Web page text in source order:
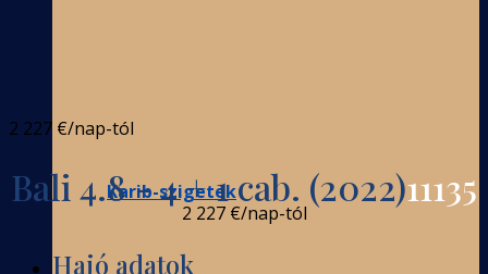
Karib-szigetek
2 227 €/nap-tól
Bali 4.8 - 4 + 1 cab. (2022)11135
2 227 €/nap-tól
Hajó adatok